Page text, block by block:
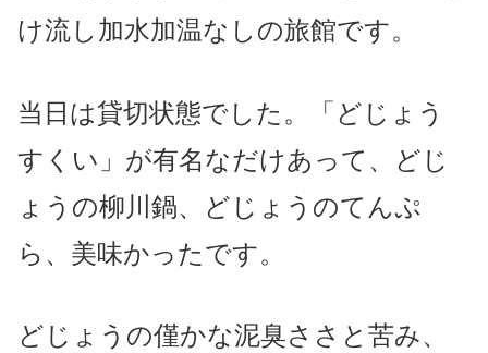
け流し加水加温なしの旅館です。
当日は貸切状態でした。
「どじょう
すくい」が有名なだけあって、
どじ
ょうの柳川鍋、どじょうのてんぷ
ら、美味かったです。
どじょうの僅かな泥臭ささと苦み、